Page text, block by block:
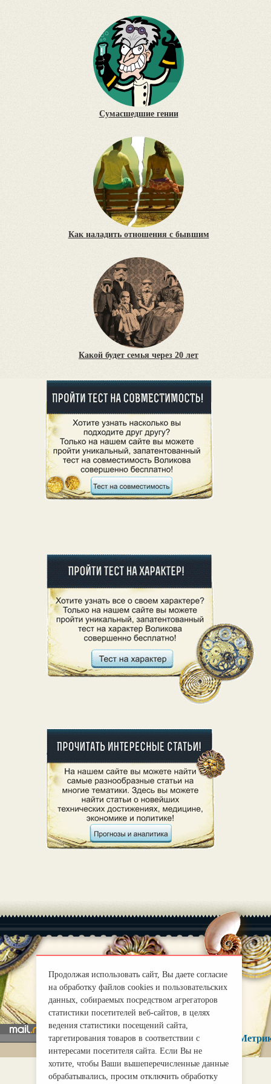
Сумасшедшие гении
Как наладить отношения с бывшим
Какой будет семья через 20 лет
О нас |
Правила
mirprognoz@mail.ru
Продолжая использовать сайт, Вы даете согласие
на обработку файлов cookies и пользовательских
данных, собираемых посредством агрегаторов
статистики посетителей веб-сайтов, в целях
ведения статистики посещений сайта,
таргетирования товаров в соответствии с
интересами посетителя сайта. Если Вы не
хотите, чтобы Ваши вышеперечисленные данные
обрабатывались, просим отключить обработку